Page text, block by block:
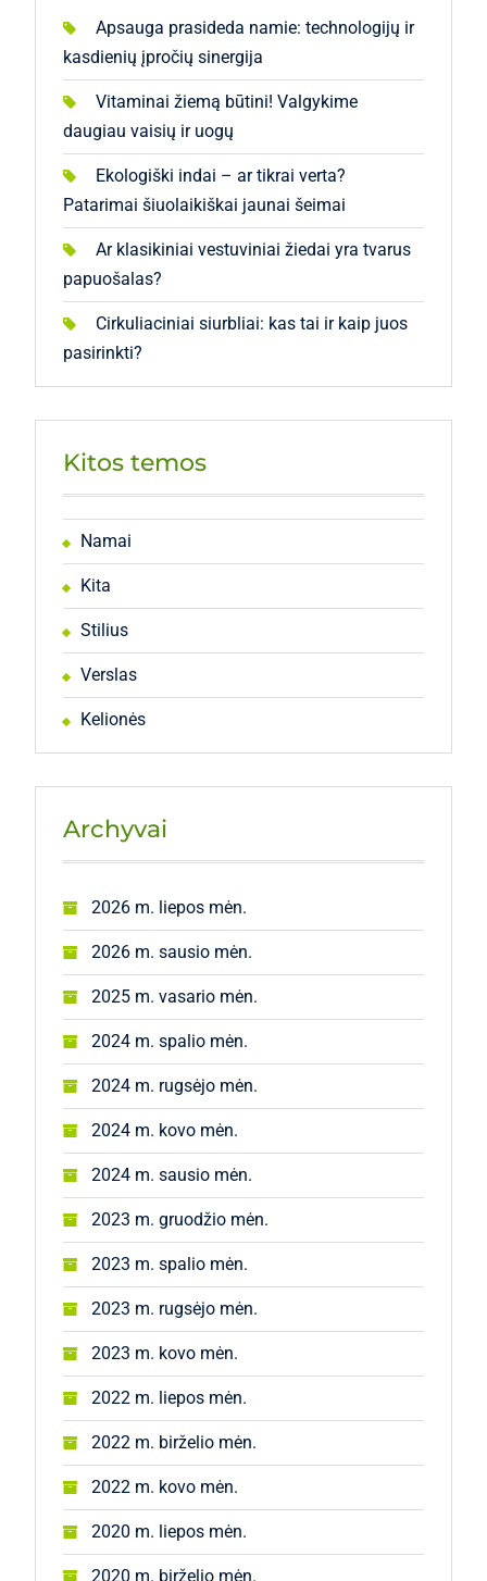
Apsauga prasideda namie: technologijų ir
kasdienių įpročių sinergija
Vitaminai žiemą būtini! Valgykime
daugiau vaisių ir uogų
Ekologiški indai – ar tikrai verta?
Patarimai šiuolaikiškai jaunai šeimai
Ar klasikiniai vestuviniai žiedai yra tvarus
papuošalas?
Cirkuliaciniai siurbliai: kas tai ir kaip juos
pasirinkti?
Kitos temos
Namai
Kita
Stilius
Verslas
Kelionės
Archyvai
2026 m. liepos mėn.
2026 m. sausio mėn.
2025 m. vasario mėn.
2024 m. spalio mėn.
2024 m. rugsėjo mėn.
2024 m. kovo mėn.
2024 m. sausio mėn.
2023 m. gruodžio mėn.
2023 m. spalio mėn.
2023 m. rugsėjo mėn.
2023 m. kovo mėn.
2022 m. liepos mėn.
2022 m. birželio mėn.
2022 m. kovo mėn.
2020 m. liepos mėn.
2020 m. birželio mėn.